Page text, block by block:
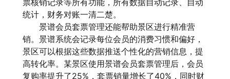
票核销记录等所有功能，所有数据自动记录、自动
统计，财务对账一清二楚。
景谱会员套票管理还能帮助景区进行精准营
销。景谱系统会记录每位会员的消费习惯和偏好，
景区可以根据这些数据推送个性化的营销信息，提
高转化率。某景区使用景谱会员套票管理后，会员
复购率提升了25%，套票销量增长了40%，同时财